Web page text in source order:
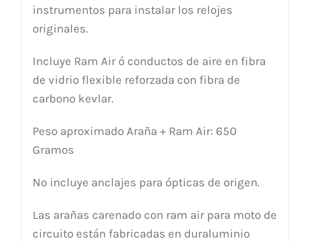
instrumentos para instalar los relojes
originales.
Incluye Ram Air ó conductos de aire en fibra
de vidrio flexible reforzada con fibra de
carbono kevlar.
Peso aproximado Araña + Ram Air: 650
Gramos
No incluye anclajes para ópticas de origen.
Las arañas carenado con ram air para moto de
circuito están fabricadas en duraluminio